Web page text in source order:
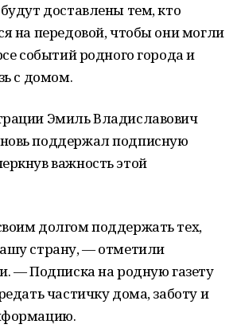
доставлены тем, кто
на передовой, чтобы они могли
событий родного города и
с домом.
Эмиль Владиславович
поддержал подписную
важность этой
долгом поддержать тех,
страну, — отметили
— Подписка на родную газету
частичку дома, заботу и